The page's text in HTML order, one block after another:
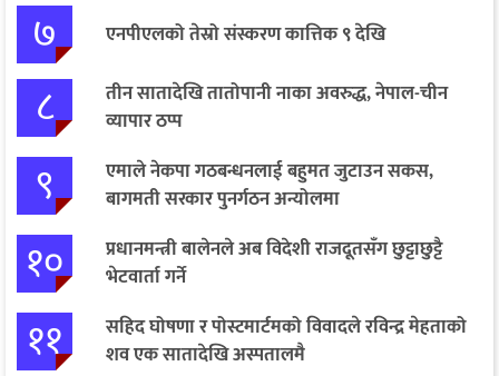
७ एनपीएलको तेस्रो संस्करण कात्तिक ९ देखि
८
तीन सातादेखि तातोपानी नाका अवरुद्ध, नेपाल-चीन
व्यापार ठप्प
९
एमाले नेकपा गठबन्धनलाई बहुमत जुटाउन सकस,
बागमती सरकार पुनर्गठन अन्योलमा
१०
प्रधानमन्त्री बालेनले अब विदेशी राजदूतसँग छुट्टाछुट्टै
भेटवार्ता गर्ने
११
सहिद घोषणा र पोस्टमार्टमको विवादले रविन्द्र मेहताको
शव एक सातादेखि अस्पतालमै